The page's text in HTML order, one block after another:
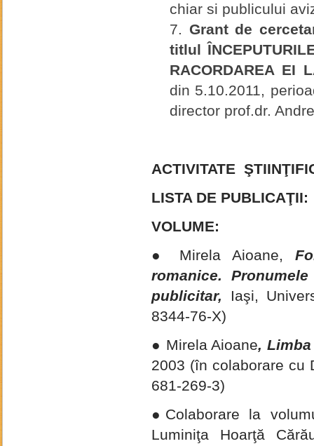
chiar si publicului
Grant de
titlul
RACORDAREA EI
din 5.10.2011,
director prof.dr.
ACTIVITATE
LISTA DE PUBLICAŢII:
VOLUME:
● Mirela Aioane,
romanice.
publicitar, Iaşi,
8344-76-X)
● Mirela Aioane,
2003 (în colaborare cu
681-269-3)
●Colaborare la
Luminiţa Hoarţă